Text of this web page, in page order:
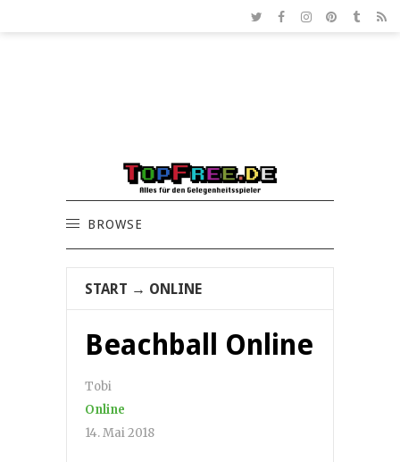
BROWSE
START → ONLINE
Beachball Online
Tobi
Online
14. Mai 2018